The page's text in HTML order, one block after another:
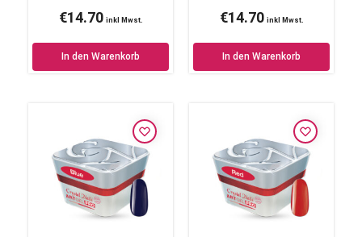
€14.70 inkl Mwst.
In den Warenkorb
€14.70 inkl Mwst.
In den Warenkorb